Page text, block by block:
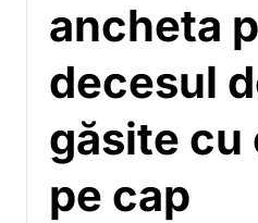
ancheta
decesul
găsite cu
pe cap